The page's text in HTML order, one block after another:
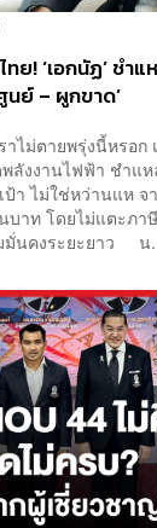
ย! ‘เอกนัฏ’ ชำ
นย์ – ผูกขาด’
าไม่ตายพรุ่งนี้หรอก
งงานไฟฟ้า ชำแห
ป้า ไม่ใช่หว่านแห
าท โดยไม่แตะภา
มั่นคงระยะยาว น